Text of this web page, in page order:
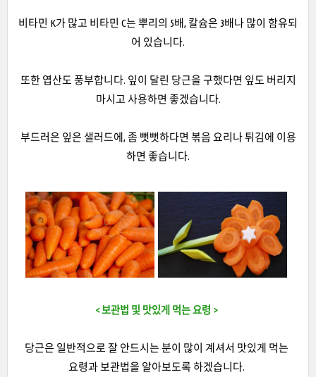
비타민 K가 많고 비타민 C는 뿌리의 5배, 칼슘은 3배나 많이 함유되
어 있습니다.
또한 엽산도 풍부합니다. 잎이 달린 당근을 구했다면 잎도 버리지
마시고 사용하면 좋겠습니다.
부드러은 잎은 샐러드에, 좀 뻣뻣하다면 볶음 요리나 튀김에 이용
하면 좋습니다.
< 보관법 및 맛있게 먹는 요령 >
당근은 일반적으로 잘 안드시는 분이 많이 계셔서 맛있게 먹는
요령과 보관법을 알아보도록 하겠습니다.